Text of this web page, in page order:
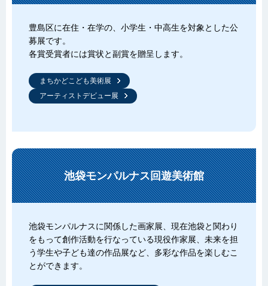
豊島区に在住・在学の、小学生・中高生を対象とした公
募展です。
各賞受賞者には賞状と副賞を贈呈します。
まちかどこども美術展
アーティストデビュー展
池袋モンパルナス回遊美術館
池袋モンパルナスに関係した画家展、現在池袋と関わり
をもって創作活動を行なっている現役作家展、未来を担
う学生や子ども達の作品展など、多彩な作品を楽しむこ
とができます。